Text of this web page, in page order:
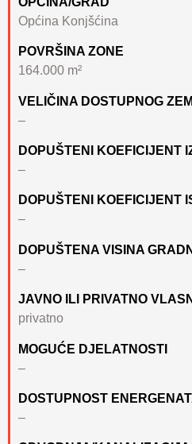
Općina Konjšćina
POVRŠINA ZONE
164.000 m²
VELIČINA DOSTUPNOG
–
DOPUŠTENI KOEFICIJENT
–
DOPUŠTENI KOEFICIJENT
–
DOPUŠTENA VISINA
–
JAVNO ILI PRIVATNO
privatno
MOGUĆE DJELATNOSTI
–
DOSTUPNOST
–